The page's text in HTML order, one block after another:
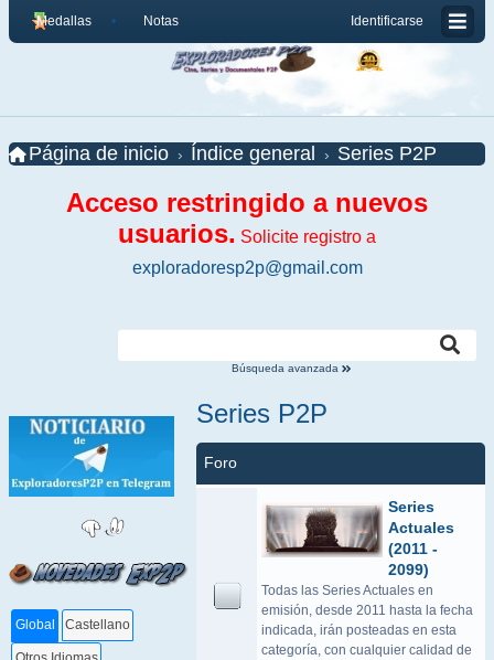
Identificarse
Medallas Notas
Página de inicio Índice general Series P2P
Acceso restringido a nuevos
usuarios. Solicite registro a
exploradoresp2p@gmail.com
Búsqueda avanzada
Global Castellano
Series P2P
Foro
Series
Actuales
(2011 -
2099)
Todas las Series Actuales en
emisión, desde 2011 hasta la fecha
indicada, irán posteadas en esta
categoría, con cualquier calidad de